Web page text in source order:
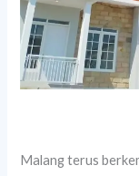
Malang terus